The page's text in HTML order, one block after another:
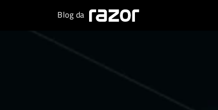
Blog da
BLOG DA RAZOR